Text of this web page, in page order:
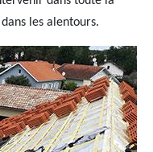
les alentours.